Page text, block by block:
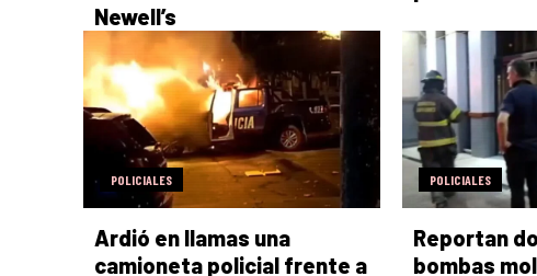
Newell’s
POLICIALES
Ardió en llamas una
camioneta policial frente a
POLICIALES
Reportan
bombas